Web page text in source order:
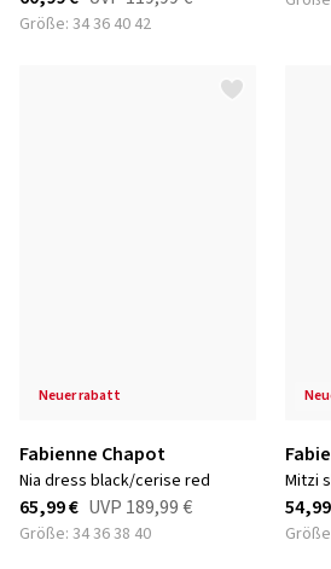
Größe: 34 36 40 42
neuer rabatt
Fabienne Chapot
nia dress black/cerise red
65,99 € UVP 189,99 €
Größe: 34 36 38 40